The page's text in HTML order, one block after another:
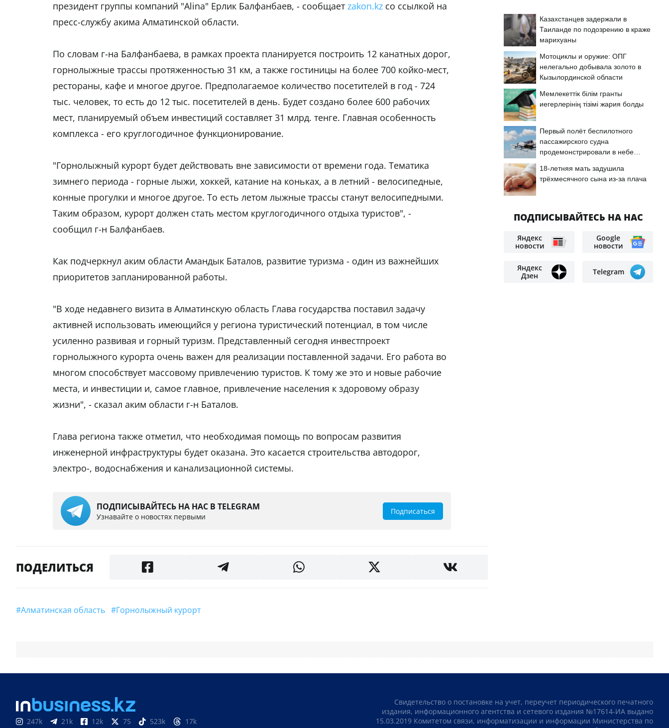
президент группы компаний "Alina" Ерлик Балфанбаев, - сообщаетzakon.kz со ссылкой на
пресс-службу акима Алматинской области.
По словам г-на Балфанбаева, в рамках проекта планируется построить 12 канатных дорог,
горнолыжные трассы протяженностью 31 км, а также гостиницы на более 700 койко-мест,
рестораны, кафе и многое другое. Предполагаемое количество посетителей в год - 724
тыс. человек, то есть до 12 тыс. посетителей в день. Будет создано более 600 рабочих
мест, планируемый объем инвестиций составляет 31 млрд. тенге. Главная особенность
комплекса - его круглогодичное функционирование.
"Горнолыжный курорт будет действовать вне зависимости от времени года. Тематика
зимнего периода - горные лыжи, хоккей, катание на коньках, а в летний - велосипедные,
конные прогулки и многое другое. То есть летом лыжные трассы станут велосипедными.
Таким образом, курорт должен стать местом круглогодичного отдыха туристов", -
сообщил г-н Балфанбаев.
Как подчеркнул аким области Амандык Баталов, развитие туризма - один из важнейших
приоритетов запланированной работы.
"В ходе недавнего визита в Алматинскую область Глава государства поставил задачу
активней использовать имеющийся у региона туристический потенциал, в том числе
усиленно развивая и горный туризм. Представленный сегодня инвестпроект
горнолыжного курорта очень важен для реализации поставленной задачи. Его работа во
многом способствует массовому привлечению туристов. К тому же это и новые рабочие
места, и инвестиции и, самое главное, привлечение населения к здоровому образу
жизни", - сказал аким области г-н Баталов.
Глава региона также отметил, что необходимая помощь по вопросам развития
инженерной инфраструктуры будет оказана. Это касается строительства автодорог,
электро-, водоснабжения и канализационной системы.
ПОДПИСЫВАЙТЕСЬ НА НАС В TELEGRAM
Узнавайте о новостях первыми
Подписаться
ПОДЕЛИТЬСЯ
#Алматинская область #Горнолыжный курорт
Казахстанцев задержали в
Таиланде по подозрению в краже
марихуаны
Мотоциклы и оружие: ОПГ
нелегально добывала золото в
Кызылординской области
Мемлекеттік білім гранты
иегерлерінің тізімі жария болды
Первый полёт беспилотного
пассажирского судна
продемонстрировали в небе
18-летняя мать задушила
трёхмесячного сына из-за плача
ПОДПИСЫВАЙТЕСЬ НА НАС
Яндекс
новости
Google
новости
Яндекс
Дзен
Telegram
247k 21k 12k 75 523k 17k
Свидетельство о постановке на учет, переучет периодического печатного
издания, информационного агентства и сетевого издания №17614-ИА выдано
15.03.2019 Комитетом связи, информатизации и информации Министерства по